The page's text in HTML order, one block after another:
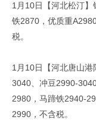
1月10日【河北松汀
铁2870，优质重
税。
1月10日【河北唐山
3040、冲豆2990-
2980，马蹄铁2940-
2990，不含税。